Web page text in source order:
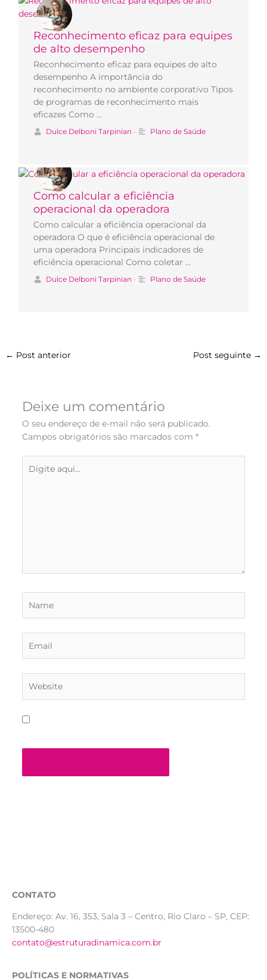
Reconhecimento eficaz para equipes
de alto desempenho
Reconhecimento eficaz para equipes de alto
desempenho A importância do
reconhecimento no ambiente corporativo Tipos
de programas de reconhecimento mais
eficazes Como …
Dulce Delboni Tarpinian • Plano de Saúde
Como calcular a eficiência
operacional da operadora
Como calcular a eficiência operacional da
operadora O que é eficiência operacional de
uma operadora Principais indicadores de
eficiência operacional Como coletar …
Dulce Delboni Tarpinian • Plano de Saúde
← Post anterior Post seguinte →
Deixe um comentário
O seu endereço de e-mail não será publicado.
Campos obrigatórios são marcados com *
aqui...
CONTATO
Endereço: Av. 16, 353, Sala 3 – Centro, Rio Claro – SP, CEP:
13500-480
contato@estruturadinamica.com.br
POLÍTICAS E NORMATIVAS